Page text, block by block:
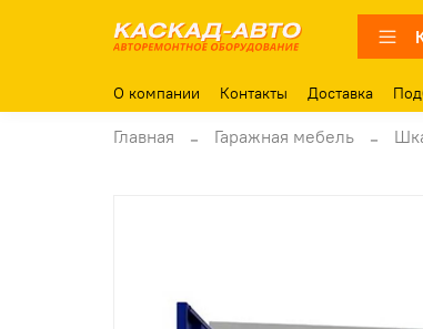
О компании Контакты Доставка
Главная Гаражная мебель